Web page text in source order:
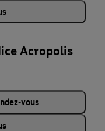
Acropolis
vous